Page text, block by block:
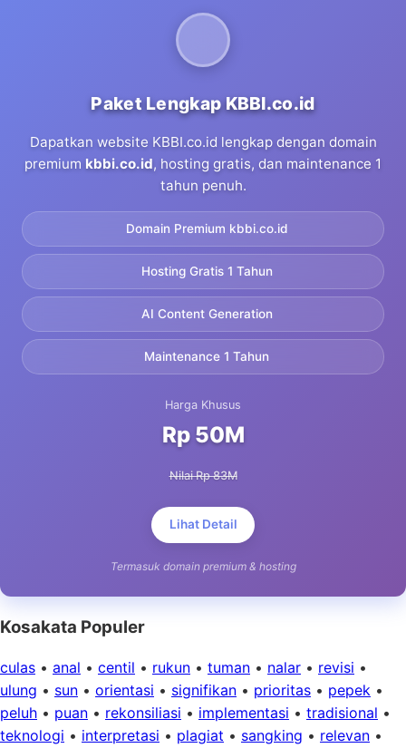
Paket Lengkap KBBI.co.id
Dapatkan website KBBI.co.id lengkap dengan domain
premium kbbi.co.id, hosting gratis, dan maintenance 1
tahun penuh.
Domain Premium kbbi.co.id
Hosting Gratis 1 Tahun
AI Content Generation
Maintenance 1 Tahun
Harga Khusus
Rp 50M
Nilai Rp 83M
Lihat Detail
Termasuk domain premium & hosting
Kosakata Populer
culas • anal • centil • rukun • tuman • nalar • revisi •
ulung • sun • orientasi • signifikan • prioritas • pepek •
peluh • puan • rekonsiliasi • implementasi • tradisional •
teknologi • interpretasi • plagiat • sangking • relevan •